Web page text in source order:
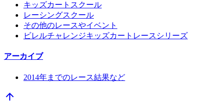
キッズカートスクール
レーシングスクール
その他のレースやイベント
ビレルチャレンジキッズカートレースシリーズ
アーカイブ
2014年までのレース結果など
arrow_upward